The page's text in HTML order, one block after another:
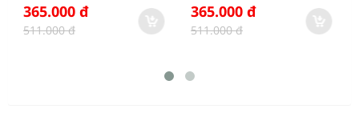
365.000 đ
511.000 đ
365.000 đ
511.000 đ